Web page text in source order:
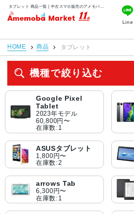
アメモバマーケット
Line
HOME 商品 タブレット
機種で絞り込む
Google Pixel
Tablet
2023年モデル
60,800円〜
在庫数:1
ASUSタブレット
1,800円〜
在庫数:2
arrows Tab
6,300円〜
在庫数:1